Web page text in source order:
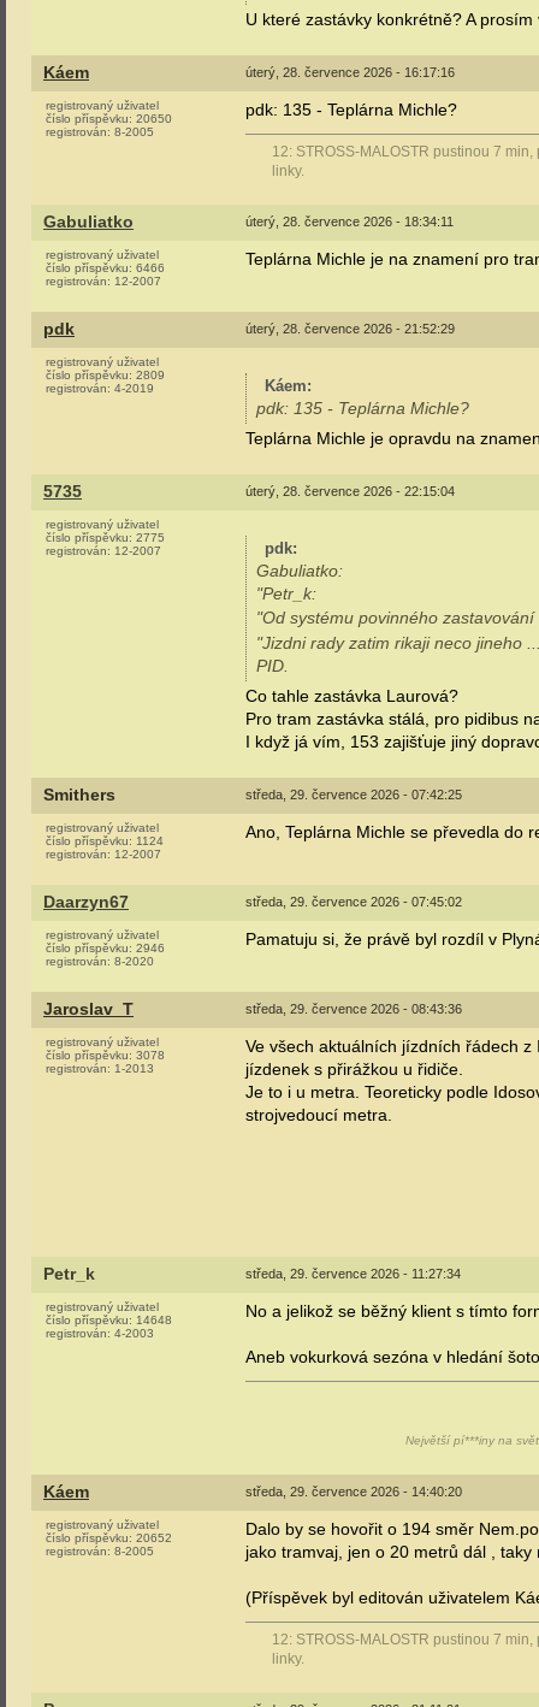
U které zastávky konkrétně? A
Káem úterý, 28. července 2026 - 16:17:16
registrovaný uživatel
číslo příspěvku: 20650
registrován: 8-2005
pdk: 135 - Teplárna Michle?
12: STROSS-MALOSTR pustinou 7
linky.
Gabuliatko úterý, 28. července 2026 - 18:34:11
registrovaný uživatel
číslo příspěvku: 6466
registrován: 12-2007
Teplárna Michle je na znamení pro
pdk úterý, 28. července 2026 - 21:52:29
registrovaný uživatel
číslo příspěvku: 2809
registrován: 4-2019 Káem:
pdk: 135 - Teplárna Michle?
Teplárna Michle je opravdu na
5735 úterý, 28. července 2026 - 22:15:04
registrovaný uživatel
číslo příspěvku: 2775
registrován: 12-2007 pdk:
Gabuliatko:
"Petr_k:
"Od systému povinného
"Jizdni rady zatim rikaji neco jineho
PID.
Co tahle zastávka Laurová?
Pro tram zastávka stálá, pro pidibus
I když já vím, 153 zajišťuje jiný
Smithers středa, 29. července 2026 - 07:42:25
registrovaný uživatel
číslo příspěvku: 1124
registrován: 12-2007
Ano, Teplárna Michle se převedla do
Daarzyn67 středa, 29. července 2026 - 07:45:02
registrovaný uživatel
číslo příspěvku: 2946
registrován: 8-2020
Pamatuju si, že právě byl rozdíl v
Jaroslav_T středa, 29. července 2026 - 08:43:36
registrovaný uživatel
číslo příspěvku: 3078
registrován: 1-2013
Ve všech aktuálních jízdních řádech
jízdenek s přirážkou u řidiče.
Je to i u metra. Teoreticky podle
strojvedoucí metra.
Petr_k středa, 29. července 2026 - 11:27:34
registrovaný uživatel
číslo příspěvku: 14648
registrován: 4-2003
No a jelikož se běžný klient s tímto
Aneb vokurková sezóna v hledání
Největší pí***iny na
Káem středa, 29. července 2026 - 14:40:20
registrovaný uživatel
číslo příspěvku: 20652
registrován: 8-2005
Dalo by se hovořit o 194 směr
jako tramvaj, jen o 20 metrů dál ,
(Příspěvek byl editován uživatelem
12: STROSS-MALOSTR pustinou 7
linky.